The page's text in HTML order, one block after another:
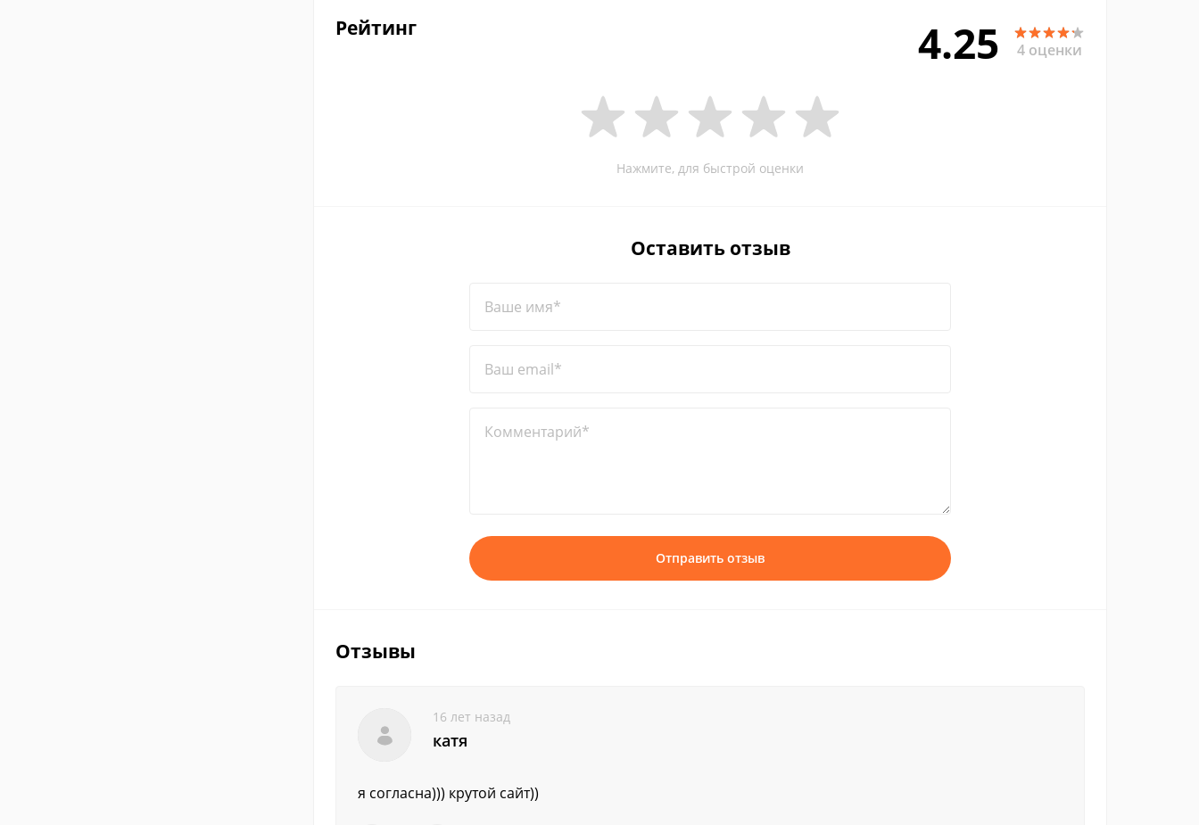
Рейтинг 4.25 4 оценки
Нажмите, для быстрой оценки
Оставить отзыв
Ваше имя*
Ваш email*
Комментарий*
Отправить отзыв
Отзывы
16 лет назад
катя
я согласна))) крутой сайт))